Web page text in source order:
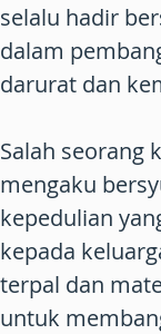
selalu hadir
dalam
darurat dan
Salah seorang
mengaku
kepedulian
kepada
terpal dan
untuk